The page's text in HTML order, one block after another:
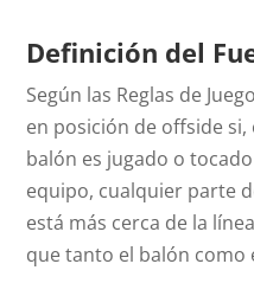
Definición del
Según las Reglas de
en posición de offside si,
balón es jugado o
equipo, cualquier parte
está más cerca de la
que tanto el balón